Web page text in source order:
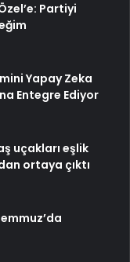
Partiyi
Yapay Zeka
Entegre Ediyor
uçakları eşlik
ortaya çıktı